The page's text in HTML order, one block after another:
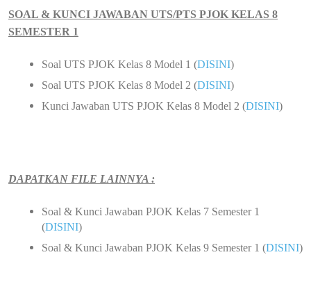
SOAL & KUNCI JAWABAN UTS/PTS PJOK KELAS 8
SEMESTER 1
Soal UTS PJOK Kelas 8 Model 1 (DISINI)
Soal UTS PJOK Kelas 8 Model 2 (DISINI)
Kunci Jawaban UTS PJOK Kelas 8 Model 2 (DISINI)
DAPATKAN FILE LAINNYA :
Soal & Kunci Jawaban PJOK Kelas 7 Semester 1
(DISINI)
Soal & Kunci Jawaban PJOK Kelas 9 Semester 1 (DISINI)